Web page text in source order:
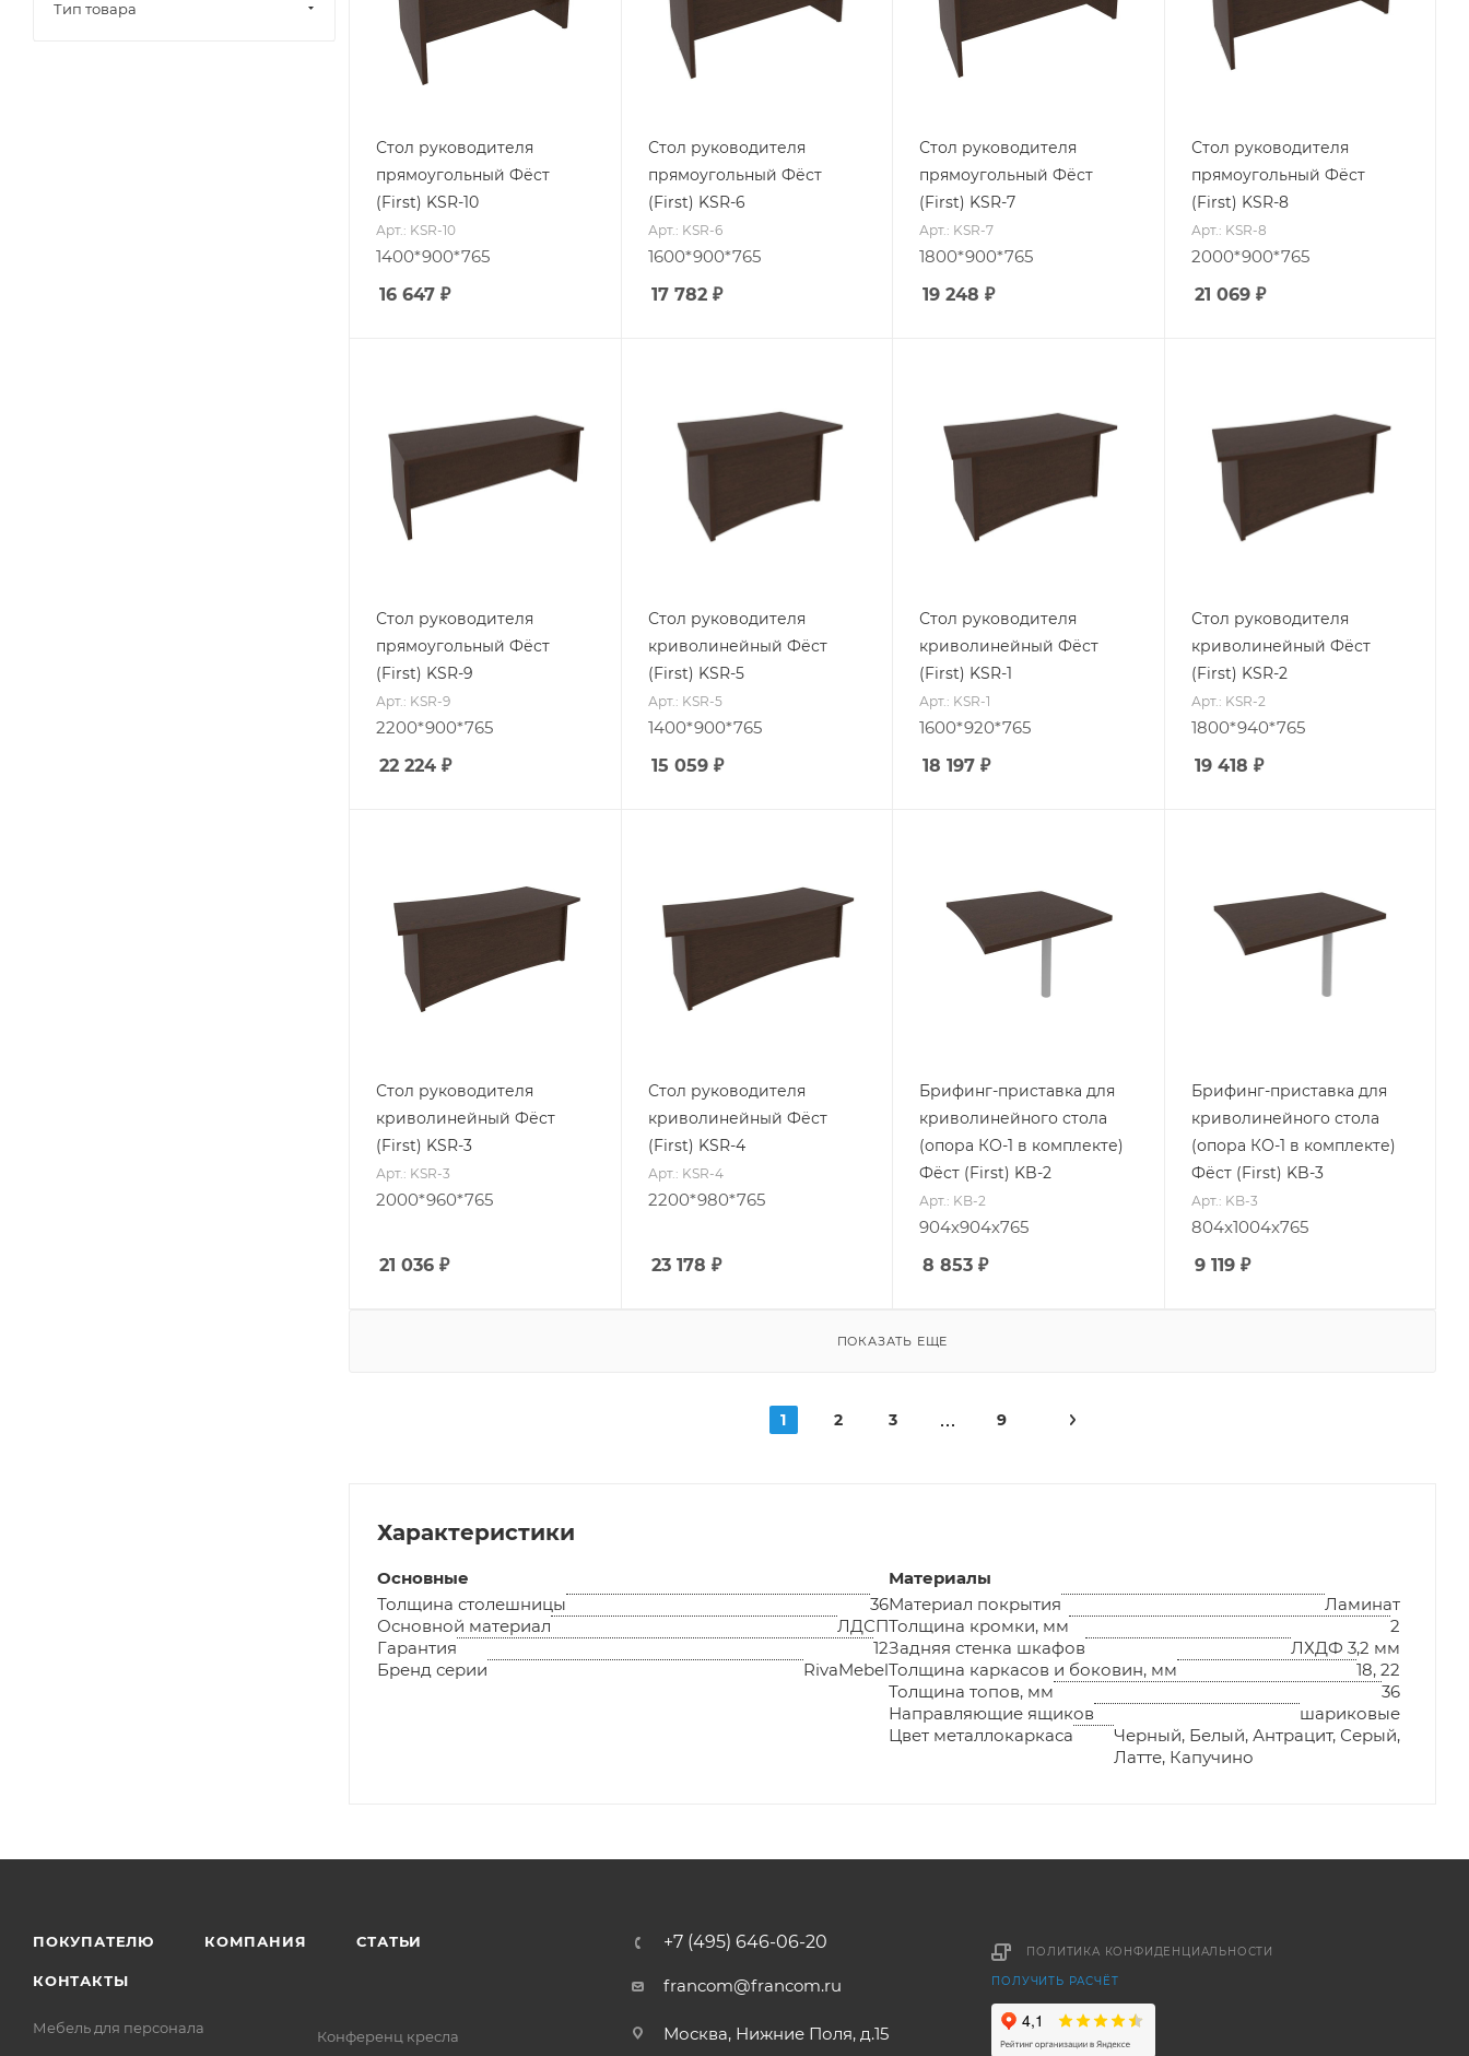
Стол руководителя
прямоугольный Фёст
(First) KSR-10
Арт.: KSR-10
1400*900*765
16 647 ₽
Стол руководителя
прямоугольный Фёст
(First) KSR-6
Арт.: KSR-6
1600*900*765
17 782₽
Стол руководителя
прямоугольный Фёст
(First) KSR-7
Арт.: KSR-7
1800*900*765
19 248 ₽
Стол руководителя
прямоугольный Фёст
(First) KSR-8
Арт.: KSR-8
2000*900*765
21 069₽
Стол руководителя
прямоугольный Фёст
(First) KSR-9
Арт.: KSR-9
2200*900*765
22 224 ₽
Стол руководителя
криволинейный Фёст
(First) KSR-5
Арт.: KSR-5
1400*900*765
15 059₽
Стол руководителя
криволинейный Фёст
(First) KSR-1
Арт.: KSR-1
1600*920*765
18 197 ₽
Стол руководителя
криволинейный Фёст
(First) KSR-2
Арт.: KSR-2
1800*940*765
19 418 ₽
Стол руководителя
криволинейный Фёст
(First) KSR-3
Арт.: KSR-3
2000*960*765
21 036 ₽
Стол руководителя
криволинейный Фёст
(First) KSR-4
Арт.: KSR-4
2200*980*765
23 178 ₽
Брифинг-приставка для
криволинейного стола
(опора КО-1 в комплекте)
Фёст (First) KB-2
Арт.: KB-2
904х904х765
8 853 ₽
Брифинг-приставка для
криволинейного стола
(опора КО-1 в комплекте)
Фёст (First) KB-3
Арт.: KB-3
804x1004x765
9 119₽
ПОКАЗАТЬ ЕЩЕ
1 2 3 9
Характеристики
Основные
Толщина столешницы
36
Основной материал
ЛДСП
Гарантия
12
Бренд серии
RivaMebel
Материалы
Материал покрытия
Ламинат
Толщина кромки, мм
2
Задняя стенка шкафов
ЛХДФ 3,2 мм
Толщина каркасов и боковин, мм
18, 22
Толщина топов, мм
36
Направляющие ящиков
шариковые
Цвет металлокаркаса
Черный, Белый, Антрацит, Серый,
Латте, Капучино
Тип товара
ПОКУПАТЕЛЮ КОМПАНИЯ СТАТЬИ
КОНТАКТЫ
Мебель для персонала Конференц кресла
+7 (495) 646-06-20
francom@francom.ru
Москва, Нижние Поля, д.15
ПОЛИТИКА КОНФИДЕНЦИАЛЬНОСТИ
ПОЛУЧИТЬ РАСЧЁТ